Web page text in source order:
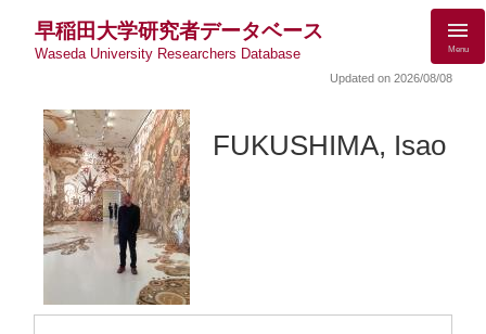
早稲田大学研究者データベース
Waseda University Researchers Database Menu
Updated on 2026/08/08
FUKUSHIMA, Isao